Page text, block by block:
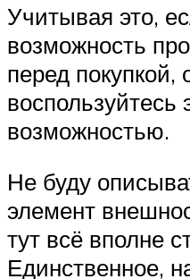
Учитывая это,
возможность
перед покупкой,
воспользуйтесь
возможностью.
Не буду
элемент
тут всё вполне
Единственное,